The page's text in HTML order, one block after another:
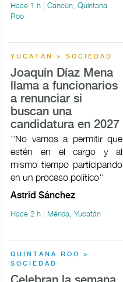
Hace 1 h | Cancún, Quintana
Roo
YUCATÁN > SOCIEDAD
Joaquín Díaz Mena
llama a funcionarios
a renunciar si
buscan una
candidatura en 2027
''No vamos a permitir que
estén en el cargo y al
mismo tiempo participando
en un proceso político''
Astrid Sánchez
Hace 2 h | Mérida, Yucatán
QUINTANA ROO >
SOCIEDAD